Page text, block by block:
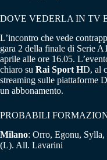
DOVE VEDERLA IN TV
L’incontro che vede
gara 2 della finale di Serie
aprile alle ore 16.05.
chiaro su Rai Sport HD, al
streaming sulle piattaforme
un abbonamento.
PROBABILI
Milano: Orro, Egonu,
(L). All. Lavarini